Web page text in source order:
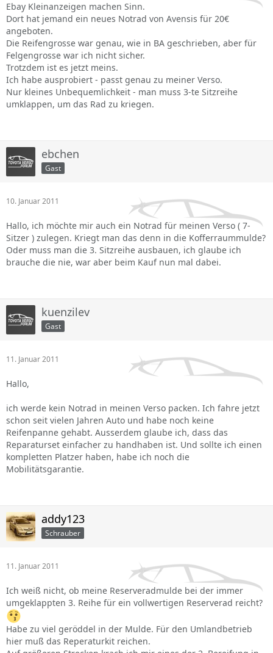
Ebay Kleinanzeigen machen Sinn.
Dort hat jemand ein neues Notrad von Avensis für 20€
angeboten.
Die Reifengrosse war genau, wie in BA geschrieben, aber für
Felgengrosse war ich nicht sicher.
Trotzdem ist es jetzt meins.
Ich habe ausprobiert - passt genau zu meiner Verso.
Nur kleines Unbequemlichkeit - man muss 3-te Sitzreihe
umklappen, um das Rad zu kriegen.
ebchen
Gast
10. Januar 2011
Hallo, ich möchte mir auch ein Notrad für meinen Verso ( 7-
Sitzer ) zulegen. Kriegt man das denn in die Kofferraummulde?
Oder muss man die 3. Sitzreihe ausbauen, ich glaube ich
brauche die nie, war aber beim Kauf nun mal dabei.
kuenzilev
Gast
11. Januar 2011
Hallo,
ich werde kein Notrad in meinen Verso packen. Ich fahre jetzt
schon seit vielen Jahren Auto und habe noch keine
Reifenpanne gehabt. Ausserdem glaube ich, dass das
Reparaturset einfacher zu handhaben ist. Und sollte ich einen
kompletten Platzer haben, habe ich noch die
Mobilitätsgarantie.
addy123
Schrauber
11. Januar 2011
Ich weiß nicht, ob meine Reserveradmulde bei der immer
umgeklappten 3. Reihe für ein vollwertigen Reserverad reicht?
Habe zu viel geröddel in der Mulde. Für den Umlandbetrieb
hier muß das Reperaturkit reichen.